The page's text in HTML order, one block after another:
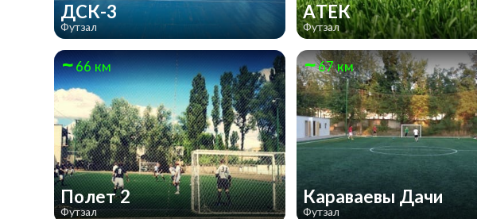
ДСК-3
Футзал
АТЕК
Футзал
66 км
Полет 2
Футзал
67 км
Караваевы Дачи
Футзал